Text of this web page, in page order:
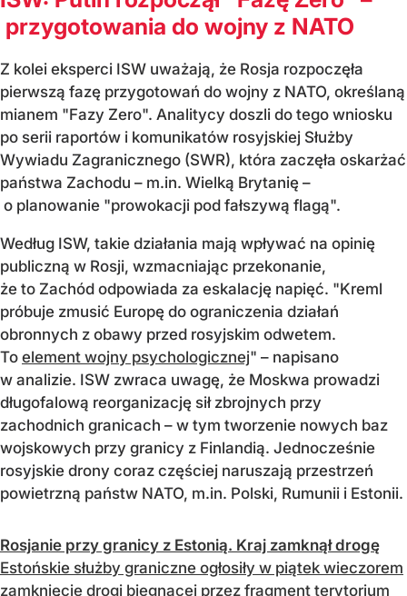
przygotowania do wojny z NATO
Z kolei eksperci ISW uważają, że Rosja rozpoczęła
pierwszą fazę przygotowań do wojny z NATO, określaną
mianem "Fazy Zero". Analitycy doszli do tego wniosku
po serii raportów i komunikatów rosyjskiej Służby
Wywiadu Zagranicznego (SWR), która zaczęła oskarżać
państwa Zachodu – m.in. Wielką Brytanię –
o planowanie "prowokacji pod fałszywą flagą".
Według ISW, takie działania mają wpływać na opinię
publiczną w Rosji, wzmacniając przekonanie,
że to Zachód odpowiada za eskalację napięć. "Kreml
próbuje zmusić Europę do ograniczenia działań
obronnych z obawy przed rosyjskim odwetem.
To element wojny psychologicznej" – napisano
w analizie. ISW zwraca uwagę, że Moskwa prowadzi
długofalową reorganizację sił zbrojnych przy
zachodnich granicach – w tym tworzenie nowych baz
wojskowych przy granicy z Finlandią. Jednocześnie
rosyjskie drony coraz częściej naruszają przestrzeń
powietrzną państw NATO, m.in. Polski, Rumunii i Estonii.
Rosjanie przy granicy z Estonią. Kraj zamknął drogę
Estońskie służby graniczne ogłosiły w piątek wieczorem
zamknięcie drogi biegnącej przez fragment terytorium